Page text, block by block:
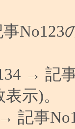
No123
→ 記
示)。
記事